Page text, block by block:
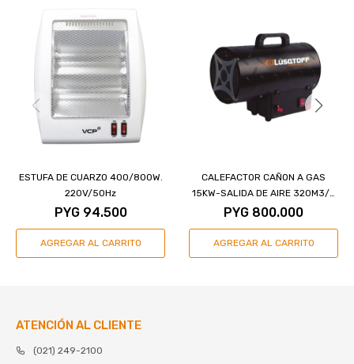
ESTUFA DE CUARZO 400/800W.
220V/50Hz
PYG 94.500
CALEFACTOR CAÑON A GAS
15KW-SALIDA DE AIRE 320M3/H
220V-50HZ
PYG 800.000
ATENCIÓN AL CLIENTE
(021) 249-2100